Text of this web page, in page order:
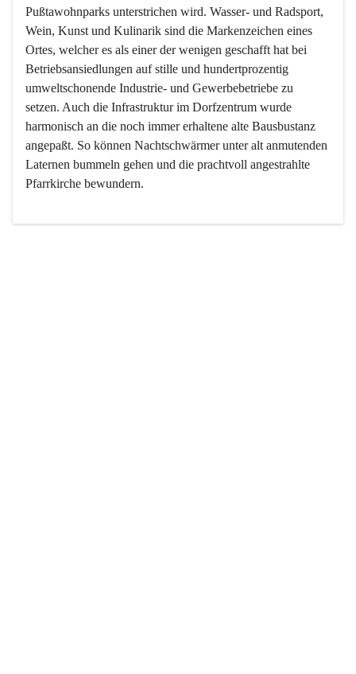
Pußtawohnparks unterstrichen wird. Wasser- und Radsport,
Wein, Kunst und Kulinarik sind die Markenzeichen eines
Ortes, welcher es als einer der wenigen geschafft hat bei
Betriebsansiedlungen auf stille und hundertprozentig
umweltschonende Industrie- und Gewerbebetriebe zu
setzen. Auch die Infrastruktur im Dorfzentrum wurde
harmonisch an die noch immer erhaltene alte Bausbustanz
angepaßt. So können Nachtschwärmer unter alt anmutenden
Laternen bummeln gehen und die prachtvoll angestrahlte
Pfarrkirche bewundern.
Der Weinbau dominert heute nicht mehr, ist aber integrativer